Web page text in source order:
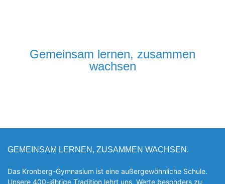
Gemeinsam lernen, zusammen
wachsen
GEMEINSAM LERNEN, ZUSAMMEN WACHSEN.
Das Kronberg-Gymnasium ist eine außergewöhnliche Schule.
Unsere 400-jährige Tradition lehrt uns, Werte besonders zu